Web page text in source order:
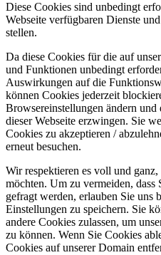
Diese Cookies sind unbedingt
Webseite verfügbaren Dienste
stellen.
Da diese Cookies für die auf
und Funktionen unbedingt
Auswirkungen auf die
können Cookies jederzeit
Browsereinstellungen ändern
dieser Webseite erzwingen. Sie
Cookies zu akzeptieren /
erneut besuchen.
Wir respektieren es voll und
möchten. Um zu vermeiden,
gefragt werden, erlauben Sie uns
Einstellungen zu speichern. Sie
andere Cookies zulassen, um
zu können. Wenn Sie Cookies
Cookies auf unserer Domain